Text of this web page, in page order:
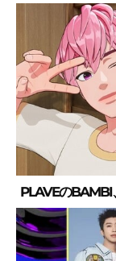
PLAVEのBAMBI